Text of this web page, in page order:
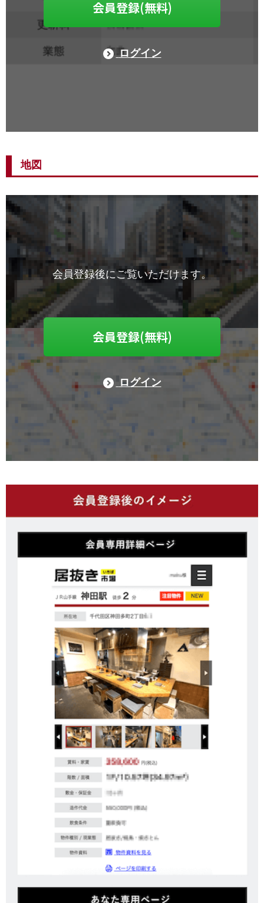
会員登録(無料)
ログイン
地図
会員登録後にご覧いただけます。
会員登録(無料)
ログイン